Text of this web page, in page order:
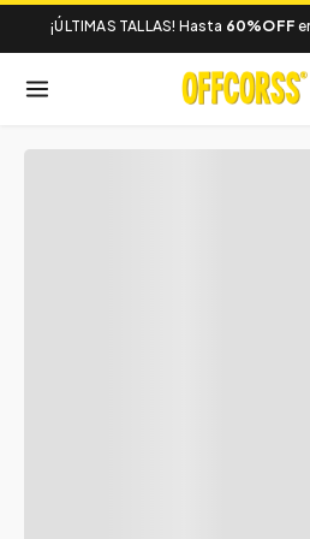
¡ÚLTIMAS TALLAS! Hasta 60%OFF